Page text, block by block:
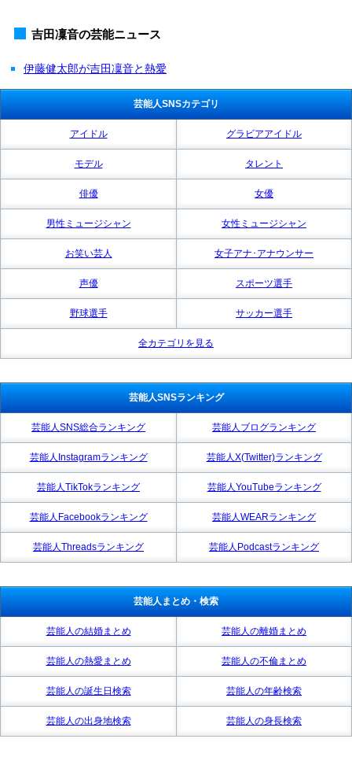
吉田凜音の芸能ニュース
伊藤健太郎が吉田凜音と熱愛
芸能人SNSカテゴリ
アイドル グラビアアイドル
モデル タレント
俳優 女優
男性ミュージシャン 女性ミュージシャン
お笑い芸人 女子アナ･アナウンサー
声優 スポーツ選手
野球選手 サッカー選手
全カテゴリを見る
芸能人SNSランキング
芸能人SNS総合ランキング 芸能人ブログランキング
芸能人Instagramランキング 芸能人X(Twitter)ランキング
芸能人TikTokランキング 芸能人YouTubeランキング
芸能人Facebookランキング 芸能人WEARランキング
芸能人Threadsランキング 芸能人Podcastランキング
芸能人まとめ・検索
芸能人の結婚まとめ 芸能人の離婚まとめ
芸能人の熱愛まとめ 芸能人の不倫まとめ
芸能人の誕生日検索 芸能人の年齢検索
芸能人の出身地検索 芸能人の身長検索